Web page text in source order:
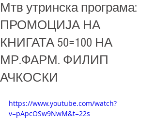
Мтв утринска програма:
ПРОМОЦИЈА НА
КНИГАТА 50=100 НА
МР.ФАРМ. ФИЛИП
АЧКОСКИ
https://www.youtube.com/watch?
v=pApcOSw9NwM&t=22s